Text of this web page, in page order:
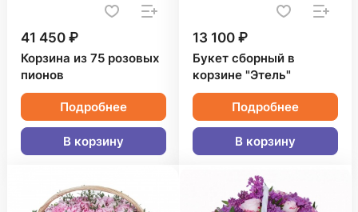
41 450 ₽
Корзина из 75 розовых
пионов
Подробнее
В корзину
13 100 ₽
Букет сборный в
корзине "Этель"
Подробнее
В корзину